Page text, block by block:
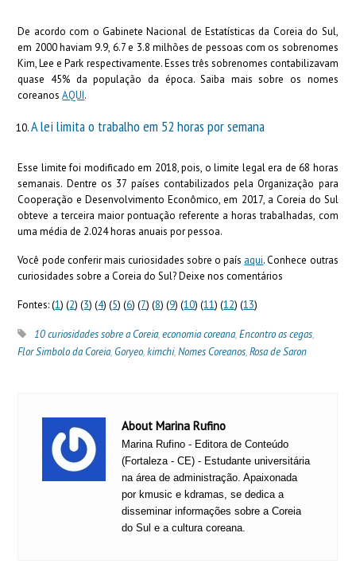
De acordo com o Gabinete Nacional de Estatísticas da Coreia do Sul,
em 2000 haviam 9.9, 6.7 e 3.8 milhões de pessoas com os sobrenomes
Kim, Lee e Park respectivamente. Esses três sobrenomes contabilizavam
quase 45% da população da época. Saiba mais sobre os nomes
coreanosAQUI.
A lei limita o trabalho em 52 horas por semana
Esse limite foi modificado em 2018, pois, o limite legal era de 68 horas
semanais. Dentre os 37 países contabilizados pela Organização para
Cooperação e Desenvolvimento Econômico, em 2017, a Coreia do Sul
obteve a terceira maior pontuação referente a horas trabalhadas, com
uma média de 2.024 horas anuais por pessoa.
Você pode conferir mais curiosidades sobre o país aqui. Conhece outras
curiosidades sobre a Coreia do Sul? Deixe nos comentários
Fontes: (1) (2) (3) (4) (5) (6) (7) (8) (9) (10) (11) (12) (13)
10 curiosidades sobre a Coreia,economia coreana,Encontro as cegas,
Flor Simbolo da Coreia, Goryeo,kimchi,Nomes Coreanos,Rosa de Saron
About Marina Rufino
Marina Rufino - Editora de Conteúdo
(Fortaleza - CE) - Estudante universitária
na área de administração. Apaixonada
por kmusic e kdramas, se dedica a
disseminar informações sobre a Coreia
do Sul e a cultura coreana.